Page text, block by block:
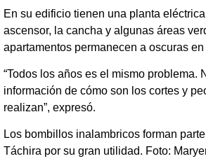
En su edificio tienen una planta
ascensor, la cancha y algunas áreas
apartamentos permanecen a oscuras
“Todos los años es el mismo problema.
información de cómo son los cortes y
realizan”, expresó.
Los bombillos inalambricos forman
Táchira por su gran utilidad. Foto: